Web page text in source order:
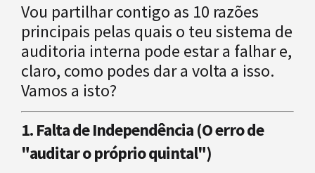
Vou partilhar contigo as 10 razões
principais pelas quais o teu sistema de
auditoria interna pode estar a falhar e,
claro, como podes dar a volta a isso.
Vamos a isto?
1. Falta de Independência (O erro de
"auditar o próprio quintal")